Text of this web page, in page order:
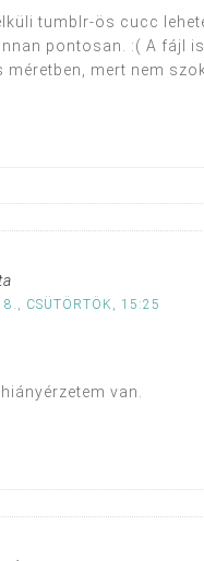
tumblr-ös cucc
pontosan. :( A fájl
méretben, mert nem
CSÜTÖRTÖK, 15:25
van.